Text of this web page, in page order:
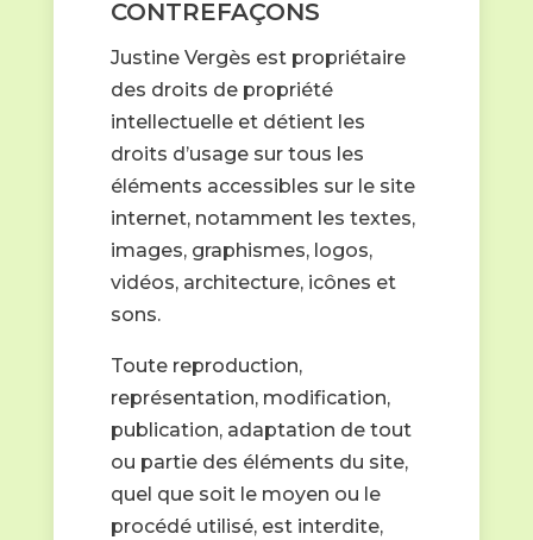
CONTREFAÇONS
Justine Vergès est propriétaire
des droits de propriété
intellectuelle et détient les
droits d’usage sur tous les
éléments accessibles sur le site
internet, notamment les textes,
images, graphismes, logos,
vidéos, architecture, icônes et
sons.
Toute reproduction,
représentation, modification,
publication, adaptation de tout
ou partie des éléments du site,
quel que soit le moyen ou le
procédé utilisé, est interdite,